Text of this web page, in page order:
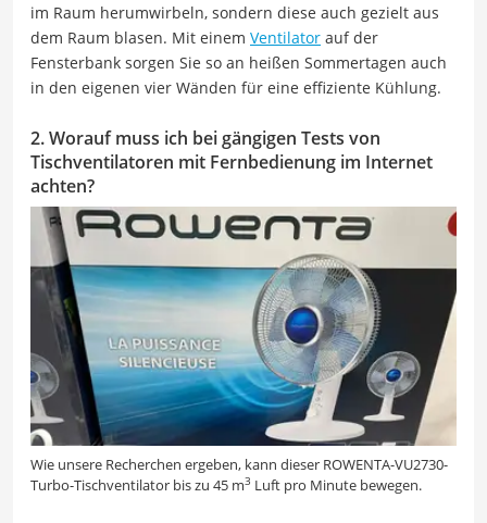
im Raum herumwirbeln, sondern diese auch gezielt aus
dem Raum blasen. Mit einem Ventilator auf der
Fensterbank sorgen Sie so an heißen Sommertagen auch
in den eigenen vier Wänden für eine effiziente Kühlung.
2. Worauf muss ich bei gängigen Tests von
Tischventilatoren mit Fernbedienung im Internet
achten?
Wie unsere Recherchen ergeben, kann dieser ROWENTA-VU2730-
Turbo-Tischventilator bis zu 45 m3 Luft pro Minute bewegen.